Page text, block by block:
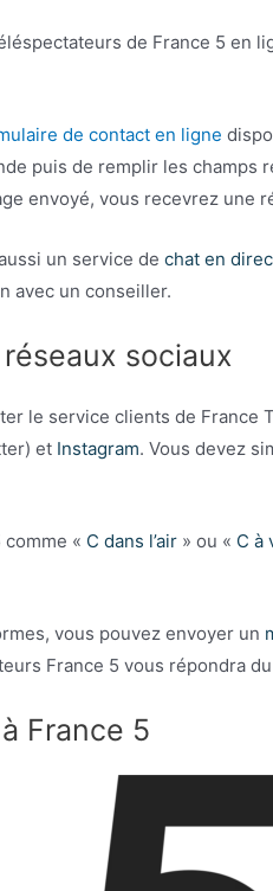
de France 5 en
de contact en ligne
puis de remplir les champs
envoyé, vous recevrez une
un service de chat en
avec un conseiller.
sociaux
le service clients de France
et Instagram. Vous devez
« C dans l’air » ou « C à
vous pouvez envoyer un
France 5 vous répondra
France 5